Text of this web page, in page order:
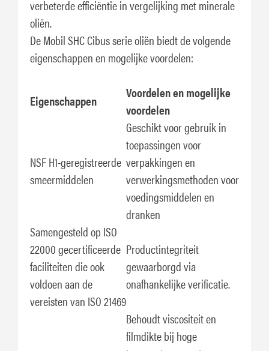
verbeterde efficiëntie in vergelijking met minerale
oliën.
De Mobil SHC Cibus serie oliën biedt de volgende
eigenschappen en mogelijke voordelen:
Eigenschappen
Voordelen en mogelijke
voordelen
NSF H1-geregistreerde
smeermiddelen
Geschikt voor gebruik in
toepassingen voor
verpakkingen en
verwerkingsmethoden voor
voedingsmiddelen en
dranken
Samengesteld op ISO
22000 gecertificeerde
faciliteiten die ook
voldoen aan de
vereisten van ISO 21469
Productintegriteit
gewaarborgd via
onafhankelijke verificatie.
Behoudt viscositeit en
filmdikte bij hoge